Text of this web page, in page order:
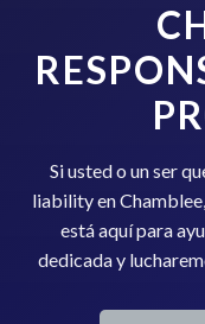
Si usted o un ser
liability en
está aquí para
dedicada y